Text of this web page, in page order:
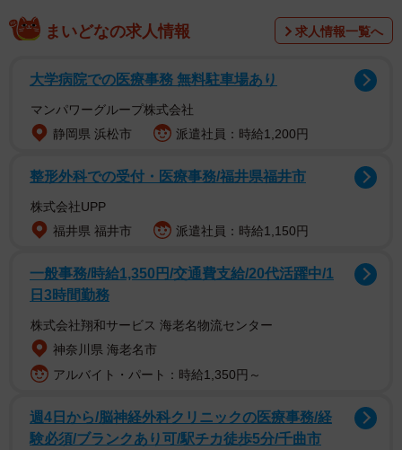
どこでも一緒にゃ
まいどなの求人情報 求人情報一覧へ
大学病院での医療事務 無料駐車場あり
マンパワーグループ株式会社
静岡県 浜松市
派遣社員：時給1,200円
整形外科での受付・医療事務/福井県福井市
株式会社UPP
福井県 福井市
派遣社員：時給1,150円
一般事務/時給1,350円/交通費支給/20代活躍中/1
日3時間勤務
株式会社翔和サービス 海老名物流センター
神奈川県 海老名市
アルバイト・パート：時給1,350円～
週4日から/脳神経外科クリニックの医療事務/経
験必須/ブランクあり可/駅チカ徒歩5分/千曲市